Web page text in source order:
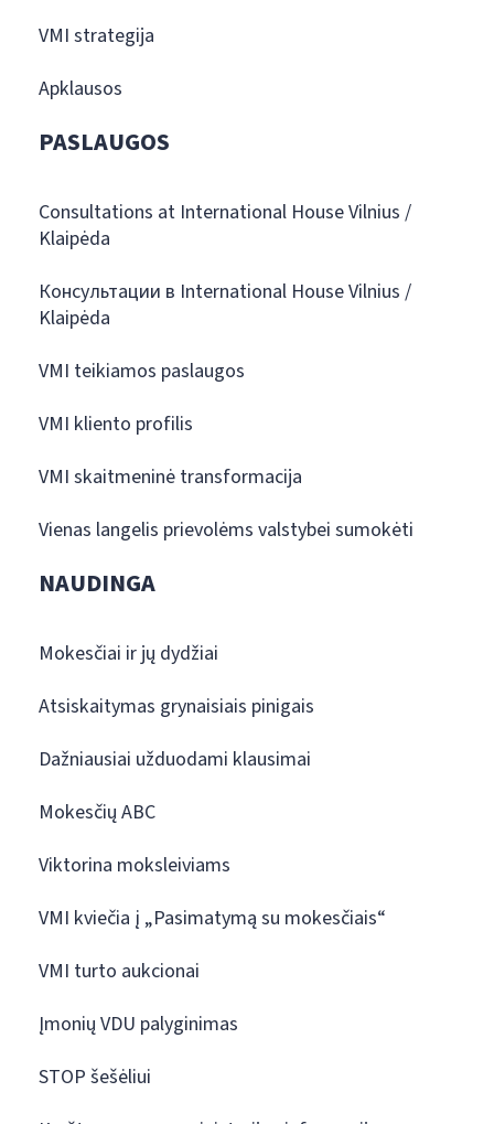
VMI strategija
Apklausos
PASLAUGOS
Consultations at International House Vilnius /
Klaipėda
Консультации в International House Vilnius /
Klaipėda
VMI teikiamos paslaugos
VMI kliento profilis
VMI skaitmeninė transformacija
Vienas langelis prievolėms valstybei sumokėti
NAUDINGA
Mokesčiai ir jų dydžiai
Atsiskaitymas grynaisiais pinigais
Dažniausiai užduodami klausimai
Mokesčių ABC
Viktorina moksleiviams
VMI kviečia į „Pasimatymą su mokesčiais“
VMI turto aukcionai
Įmonių VDU palyginimas
STOP šešėliui